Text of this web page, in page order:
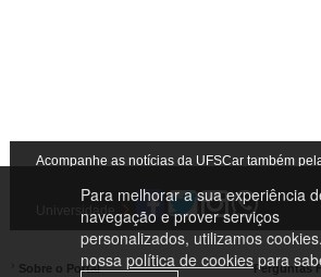
Para melhorar a sua experiência
navegação e prover serviços
personalizados, utilizamos
nossa política de cookiespara
Acompanhe as notícias da UFSCar também
Universidade
Sobre o Portal Perguntas